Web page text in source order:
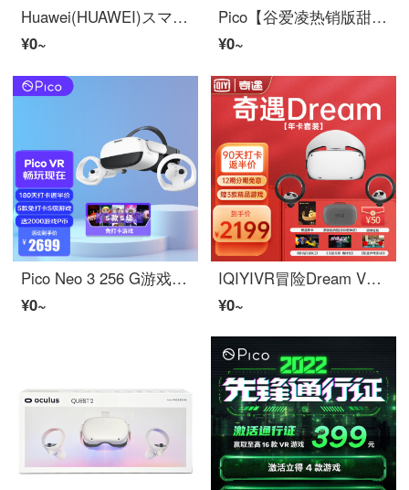
Huawei(HUAWEI)スマホ適用10代VRメガネットゲームゲーム臨場3 D三次元vr 3 dメガネットヘッドハウスホームシアター【13代イヤホンアップグレード旗艦版】
¥0~
Pico【谷爱凌热销版甜点】Neo 3 256 G先锋版VRマシーン+Beats Fit Pro真无线Bluetoothイヤホン
¥0~
Pico Neo 3 256 G游戏的5款VR游戏大作(免打卡)骁龙XR 2 VR机VR Megane
¥0~
IQIYIVR冒险Dream VR体性感觉机器VR游戏网络网络电影3 dVR游戏冒险Dream年卡斯茨
¥0~